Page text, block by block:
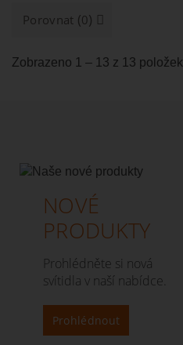
Porovnat (0)
Zobrazeno 1 – 13 z 13 položek
NOVÉ
PRODUKTY
Prohlédněte si nová
svítidla v naší nabídce.
Prohlédnout